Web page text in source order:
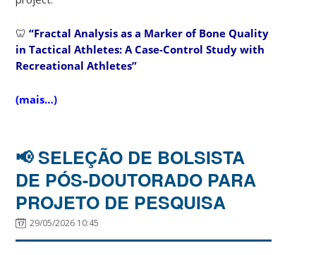
🦷“Fractal Analysis as a Marker of Bone Quality
in Tactical Athletes: A Case-Control Study with
Recreational Athletes”
(mais…)
📢 SELEÇÃO DE BOLSISTA
DE PÓS-DOUTORADO PARA
PROJETO DE PESQUISA
29/05/2026 10:45